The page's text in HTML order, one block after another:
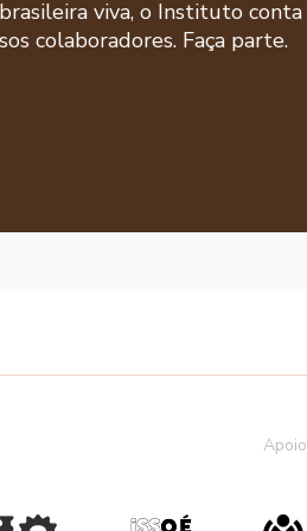
viva, o Instituto conta
colaboradores. Faça parte.
Apoio